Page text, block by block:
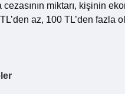
cezasının miktarı, kişinin
az, 100 TL’den fazla